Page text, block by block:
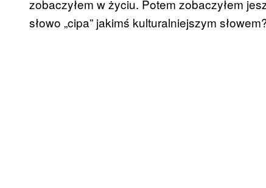
zobaczyłem w życiu. Potem zobaczyłem
słowo „cipa” jakimś kulturalniejszym